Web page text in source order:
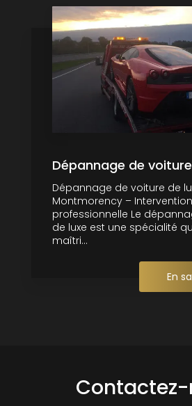
Dépannage de
Dépannage de voiture de
Montmorency –
professionnelle Le
de luxe est une spécialité
maîtri...
En